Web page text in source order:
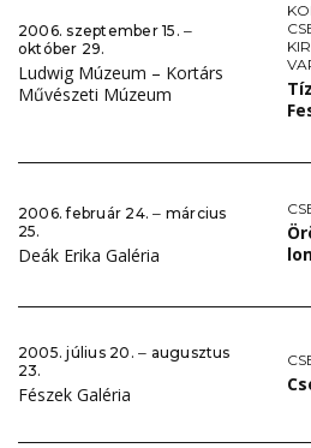
2006. szeptember 15. ‒
október 29.
Ludwig Múzeum – Kortárs
Művészeti Múzeum
2006. február 24. ‒ március
25.
Deák Erika Galéria
2005. július 20. ‒ augusztus
23.
Fészek Galéria